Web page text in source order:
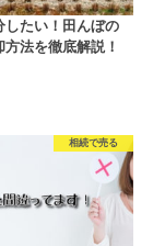
したい！田んぼの
法を徹底解説！
相続で売る